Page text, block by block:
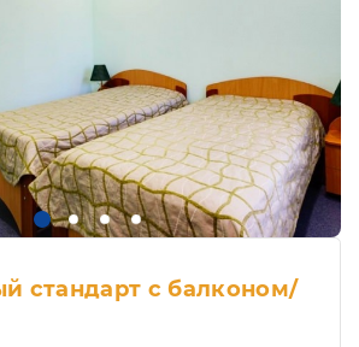
стандарт с балконом/